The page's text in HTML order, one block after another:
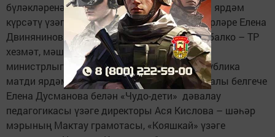
бүләкләренә лаек булды. Республика матди ярдәм
күрсәтү үзәгенең Чаллы филиалы хезмәткәрләре Елена
Двинянинова, Тамара Логинова, Оксана Рыбалко – ТР
хезмәт, мәшгульлек һәм социаль яклау
министрлыгының Мактау грамотасы, республика
матди ярдәм күрсәтү үзәгенең Чаллы филиалы белгече
Елена Дусманова белән «Чудо-дети» дәвалау
педагогикасы үзәге директоры Ася Кислова – шәһәр
мэрының Мактау грамотасы, «Кояшкай» үзәге